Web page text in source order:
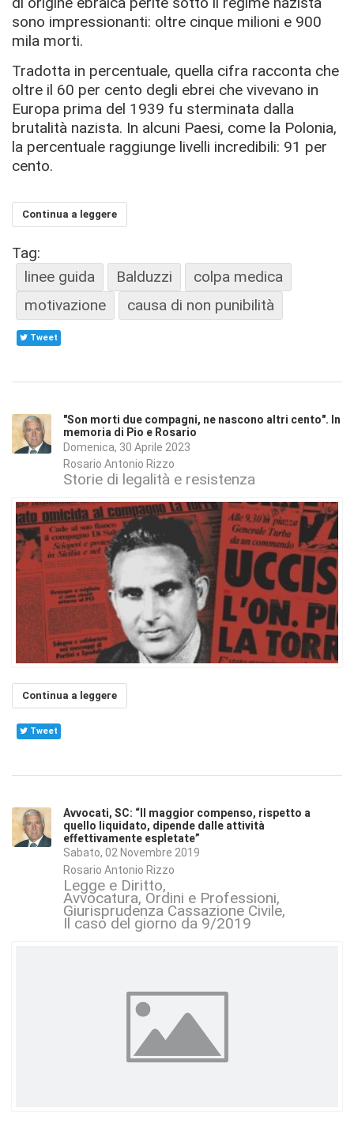
sono impressionanti: oltre cinque milioni e 900
mila morti.
Tradotta in percentuale, quella cifra racconta che
oltre il 60 per cento degli ebrei che vivevano in
Europa prima del 1939 fu sterminata dalla
brutalità nazista. In alcuni Paesi, come la Polonia,
la percentuale raggiunge livelli incredibili: 91 per
cento.
Continua a leggere
Tag:
linee guida
Balduzzi
colpa medica
motivazione
causa di non punibilità
Tweet
"Son morti due compagni, ne nascono altri cento". In
memoria di Pio e Rosario
Domenica, 30 Aprile 2023
Rosario Antonio Rizzo
Storie di legalità e resistenza
Continua a leggere
Tweet
Avvocati, SC: “Il maggior compenso, rispetto a
quello liquidato, dipende dalle attività
effettivamente espletate”
Sabato, 02 Novembre 2019
Rosario Antonio Rizzo
Legge e Diritto
Avvocatura, Ordini e Professioni
Giurisprudenza Cassazione Civile
Il caso del giorno da 9/2019